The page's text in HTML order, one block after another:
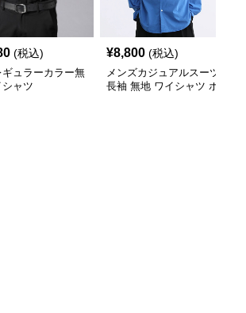
(税込)
ギュラーカラー無
ャツ
¥8,800 (税込)
メンズカジュアルスーツ
長袖 無地 ワイシャツ ボ